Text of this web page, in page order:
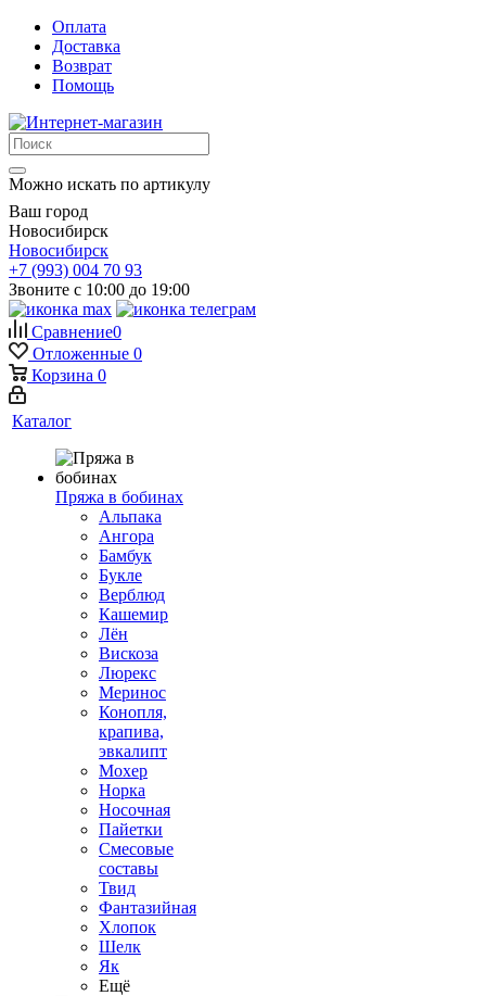
Оплата
Доставка
Возврат
Помощь
Можно искать по артикулу
Ваш город
Новосибирск
Новосибирск
+7 (993) 004 70 93
Звоните с 10:00 до 19:00
Сравнение0
Отложенные 0
Корзина 0
Каталог
Пряжа в бобинах
Альпака
Ангора
Бамбук
Букле
Верблюд
Кашемир
Лён
Вискоза
Люрекс
Меринос
Конопля,
крапива,
эвкалипт
Мохер
Норка
Носочная
Пайетки
Смесовые
составы
Твид
Фантазийная
Хлопок
Шелк
Як
Ещё